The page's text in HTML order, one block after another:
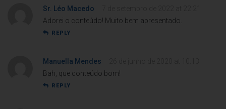
Sr. Léo Macedo
Adorei o conteúdo! Muito bem apresentado.
REPLY
Manuella Mendes
Bah, que conteúdo bom!
REPLY